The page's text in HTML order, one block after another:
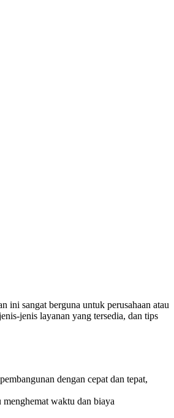
ini sangat berguna untuk perusahaan atau
jenis layanan yang tersedia, dan tips
dengan cepat dan tepat,
waktu dan biaya